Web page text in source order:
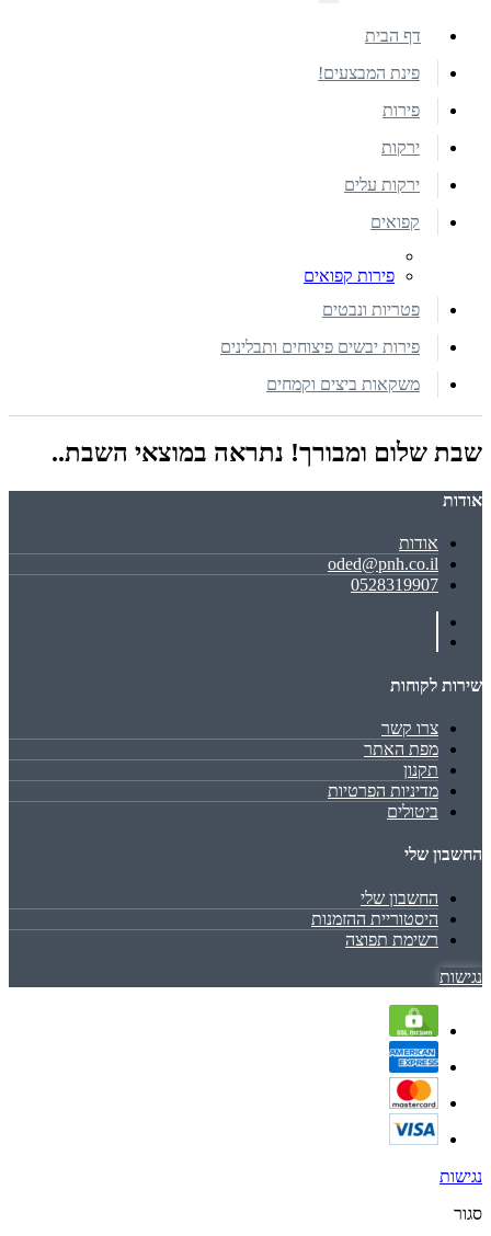
דף הבית
פינת המבצעים!
פירות
ירקות
ירקות עלים
קפואים
פירות קפואים
פטריות ונבטים
פירות יבשים פיצוחים ותבלינים
משקאות ביצים וקמחים
שבת שלום ומבורך! נתראה במוצאי השבת..
אודות
אודות
oded@pnh.co.il
0528319907
שירות לקוחות
צרו קשר
מפת האתר
תקנון
מדיניות הפרטיות
ביטולים
החשבון שלי
החשבון שלי
היסטוריית ההזמנות
רשימת תפוצה
נגישות
נגישות
סגור